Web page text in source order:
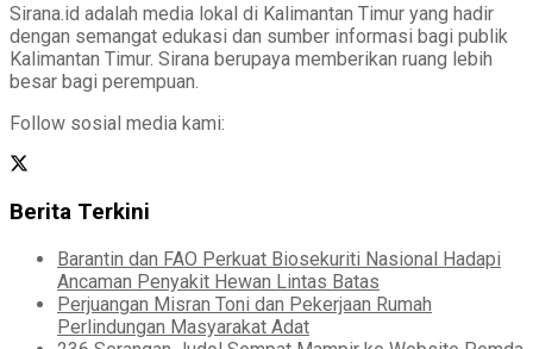
Sirana.id adalah media lokal di Kalimantan Timur yang hadir
dengan semangat edukasi dan sumber informasi bagi publik
Kalimantan Timur. Sirana berupaya memberikan ruang lebih
besar bagi perempuan.
Follow sosial media kami:
Berita Terkini
Barantin dan FAO Perkuat Biosekuriti Nasional Hadapi
Ancaman Penyakit Hewan Lintas Batas
Perjuangan Misran Toni dan Pekerjaan Rumah
Perlindungan Masyarakat Adat